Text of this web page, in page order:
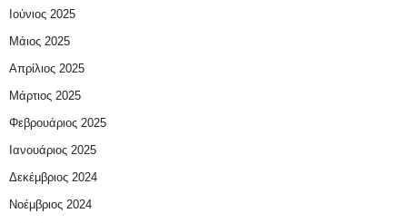
Ιούνιος 2025
Μάιος 2025
Απρίλιος 2025
Μάρτιος 2025
Φεβρουάριος 2025
Ιανουάριος 2025
Δεκέμβριος 2024
Νοέμβριος 2024